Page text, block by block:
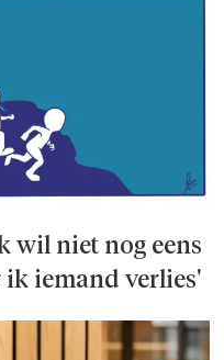
wil niet nog eens
ik iemand verlies'